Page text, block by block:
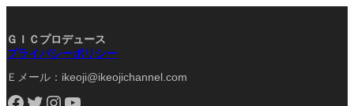
ＧＩＣプロデュース
プライバシーポリシー
Ｅメール：ikeoji@ikeojichannel.com
Facebook Twitter Instagram YouTube